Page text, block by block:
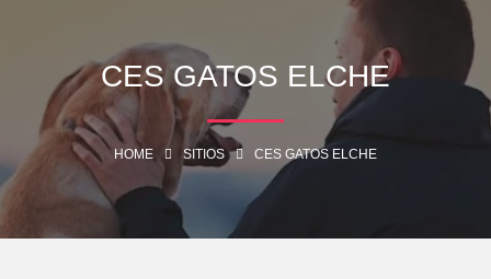
CES GATOS ELCHE
HOME SITIOS CES GATOS ELCHE